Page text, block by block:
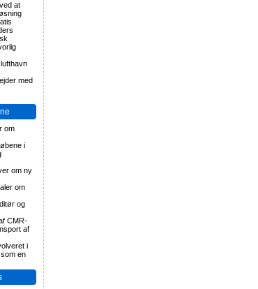
at
med
om
i
om ny
om
og
CMR-
af
i
en